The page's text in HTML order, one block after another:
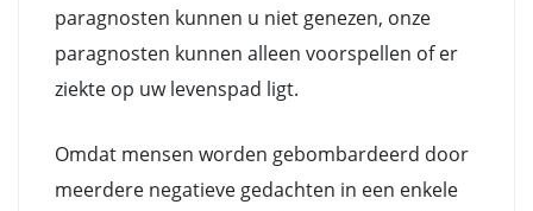
paragnosten kunnen u niet genezen, onze
paragnosten kunnen alleen voorspellen of er
ziekte op uw levenspad ligt.
Omdat mensen worden gebombardeerd door
meerdere negatieve gedachten in een enkele